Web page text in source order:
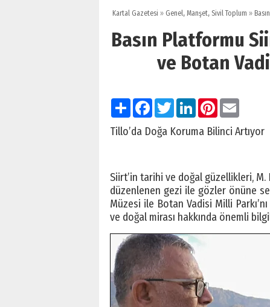
Kartal Gazetesi » Genel, Manşet, Sivil Toplum »
Basın Platformu
ve Botan
PaylaşFacebook
TwitterLinkedInPinterest
Tillo’da Doğa Koruma Bilinci Artıyor
Siirt’in tarihi ve doğal güzellikleri, M.
düzenlenen gezi ile gözler önüne
Müzesi ile Botan Vadisi Milli
ve doğal mirası hakkında önemli